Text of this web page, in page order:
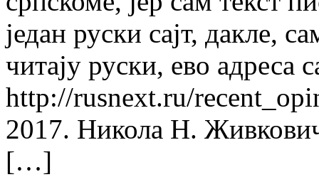
један руски сајт, дакле,
читају руски, ево адреса
http://rusnext.ru/
2017. Никола Н.
[…]